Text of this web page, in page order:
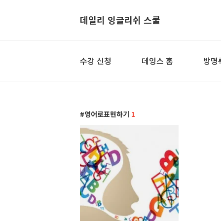
데일리 잉글리쉬 스쿨
수강 신청 데잉스 홈 방명
영어로표현하기 1